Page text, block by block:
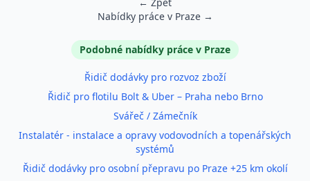
Nabídky práce v Praze →
Podobné inzerátyPodobné nabídky práce v Praze
Řidič dodávky pro rozvoz zboží
Řidič pro flotilu Bolt & Uber – Praha nebo Brno
Svářeč / Zámečník
Instalatér - instalace a opravy vodovodních a topenářských
systémů
Řidič dodávky pro osobní přepravu po Praze +25 km okolí